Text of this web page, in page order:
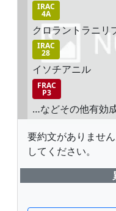
IRAC
4A
クロラントラニリ
IRAC
28
イソチアニル
FRAC
P3
…などその他有効
要約文がありませ
してください。